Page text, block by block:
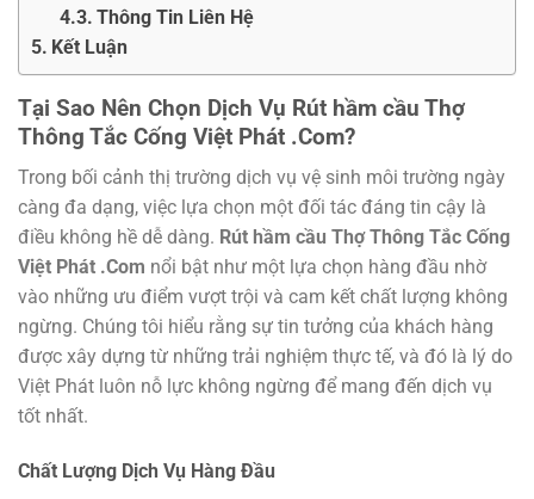
Thông Tin Liên Hệ
Kết Luận
Tại Sao Nên Chọn Dịch Vụ Rút hầm cầu Thợ
Thông Tắc Cống Việt Phát .Com?
Trong bối cảnh thị trường dịch vụ vệ sinh môi trường ngày
càng đa dạng, việc lựa chọn một đối tác đáng tin cậy là
điều không hề dễ dàng. Rút hầm cầu Thợ Thông Tắc Cống
Việt Phát .Com nổi bật như một lựa chọn hàng đầu nhờ
vào những ưu điểm vượt trội và cam kết chất lượng không
ngừng. Chúng tôi hiểu rằng sự tin tưởng của khách hàng
được xây dựng từ những trải nghiệm thực tế, và đó là lý do
Việt Phát luôn nỗ lực không ngừng để mang đến dịch vụ
tốt nhất.
Chất Lượng Dịch Vụ Hàng Đầu